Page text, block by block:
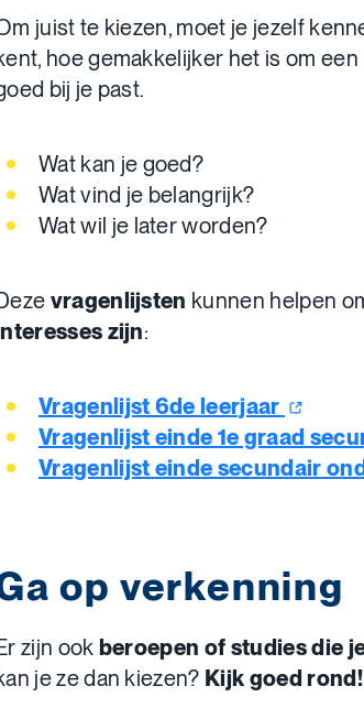
juist te kiezen, moet je jezelf
hoe gemakkelijker het is om
bij je past.
Wat kan je goed?
Wat vind je belangrijk?
Wat wil je later worden?
vragenlijsten kunnen helpen
zijn:
Vragenlijst 6deleerjaar
Vragenlijst einde 1e graad
Vragenlijst einde secundair
op verkenning
zijn ook beroepen of studies die
je ze dan kiezen? Kijk goed rond!